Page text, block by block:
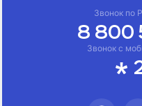
Звонок с
Звонок по
8 800